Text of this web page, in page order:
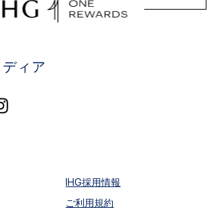
ィア
IHG採用情報
ご利用規約